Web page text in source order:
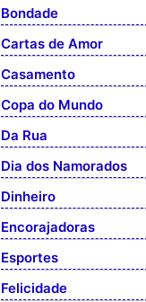
Bondade
Cartas de Amor
Casamento
Copa do Mundo
Da Rua
Dia dos Namorados
Dinheiro
Encorajadoras
Esportes
Felicidade